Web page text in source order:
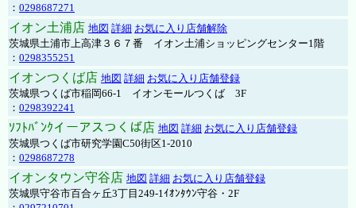
： 0298687271
イオン土浦店 地図 詳細 お気に入り店舗解除
茨城県土浦市上高津３６７番 イオン土浦ショッピングセンター1階
： 0298355251
イオンつくば店 地図 詳細 お気に入り店舗登録
茨城県つくば市稲岡66-1 イオンモールつくば 3F
： 0298392241
ｿﾌﾄﾊﾞﾝｸイーアスつくば店 地図 詳細 お気に入り店舗登録
茨城県つくば市研究学園C50街区1-2010
： 0298687278
イオンタウン守谷店 地図 詳細 お気に入り店舗登録
茨城県守谷市百合ヶ丘3丁目249-1ｲｵﾝﾀｳﾝ守谷・2F